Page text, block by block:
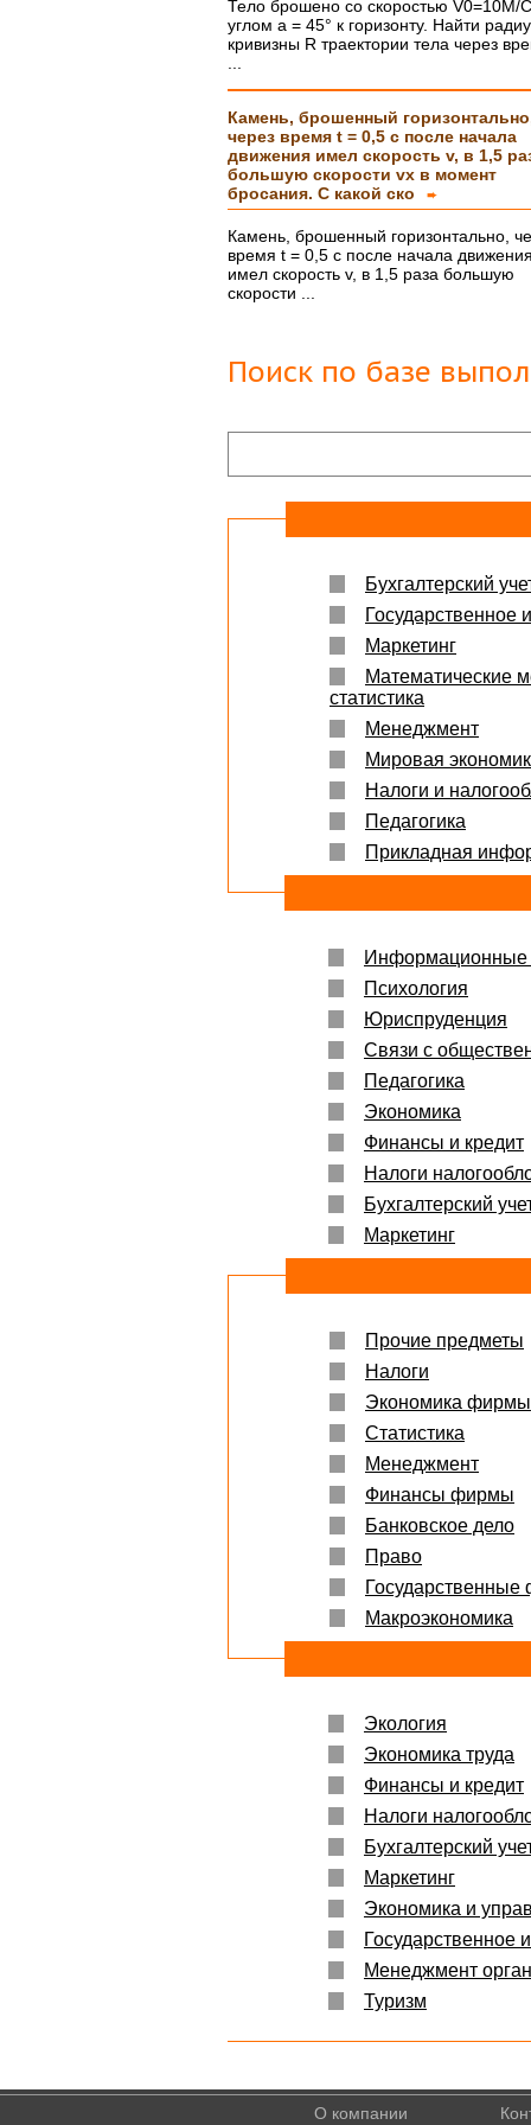
Яна
06.10.2017
что нужно!!!!!
Тело брошено со скоростью V0=10M/
углом а = 45° к горизонту. Найти
кривизны R траектории тела через
Камень, брошенный
через время t = 0,5 с после начала
движения имел скорость v, в 1,5
большую скорости vx в момент
бросания. С какой ско
➨
Камень, брошенный горизонтально,
время t = 0,5 с после начала движения
имел скорость v, в 1,5 раза большую
скорости ...
Поиск по базе
Бухгалтерский
Государственное
Маркетинг
Математические
статистика
Менеджмент
Мировая
Налоги и
Педагогика
Прикладная
Информационные
Психология
Юриспруденция
Связи с
Педагогика
Экономика
Финансы и кредит
Налоги
Бухгалтерский
Маркетинг
Прочие предметы
Налоги
Экономика фирмы
Статистика
Менеджмент
Финансы фирмы
Банковское дело
Право
Макроэкономика
Экология
Экономика труда
Финансы и кредит
Налоги
Бухгалтерский
Маркетинг
Экономика и
Государственное
Менеджмент
Туризм
О компании